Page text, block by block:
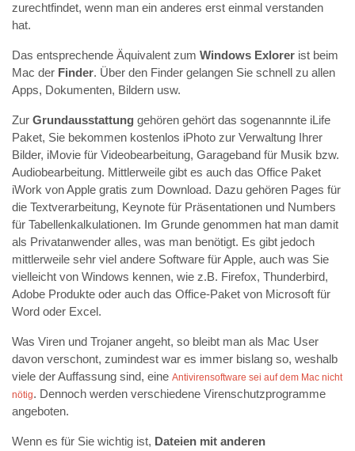
zurechtfindet, wenn man ein anderes erst einmal verstanden
hat.
Das entsprechende Äquivalent zum Windows Exlorer ist beim
Mac der Finder. Über den Finder gelangen Sie schnell zu allen
Apps, Dokumenten, Bildern usw.
Zur Grundausstattung gehören gehört das sogenannnte iLife
Paket, Sie bekommen kostenlos iPhoto zur Verwaltung Ihrer
Bilder, iMovie für Videobearbeitung, Garageband für Musik bzw.
Audiobearbeitung. Mittlerweile gibt es auch das Office Paket
iWork von Apple gratis zum Download. Dazu gehören Pages für
die Textverarbeitung, Keynote für Präsentationen und Numbers
für Tabellenkalkulationen. Im Grunde genommen hat man damit
als Privatanwender alles, was man benötigt. Es gibt jedoch
mittlerweile sehr viel andere Software für Apple, auch was Sie
vielleicht von Windows kennen, wie z.B. Firefox, Thunderbird,
Adobe Produkte oder auch das Office-Paket von Microsoft für
Word oder Excel.
Was Viren und Trojaner angeht, so bleibt man als Mac User
davon verschont, zumindest war es immer bislang so, weshalb
viele der Auffassung sind, eine Antivirensoftware sei auf dem Mac nicht
nötig. Dennoch werden verschiedene Virenschutzprogramme
angeboten.
Wenn es für Sie wichtig ist, Dateien mit anderen